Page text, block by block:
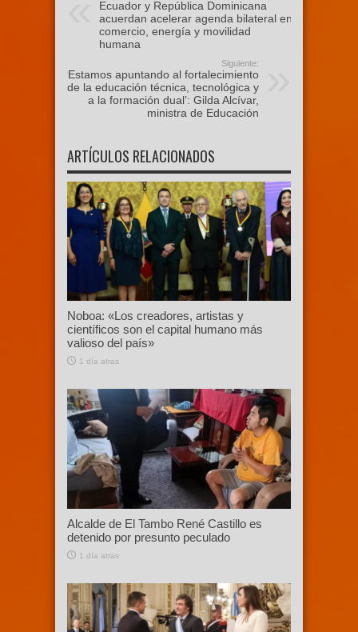
Ecuador y República Dominicana
acuerdan acelerar agenda bilateral en
comercio, energía y movilidad
humana
Siguiente:
‘Estamos apuntando al fortalecimiento
de la educación técnica, tecnológica y
a la formación dual’: Gilda Alcívar,
ministra de Educación
ARTÍCULOS RELACIONADOS
Noboa: «Los creadores, artistas y
científicos son el capital humano más
valioso del país»
1 día atras
Alcalde de El Tambo René Castillo es
detenido por presunto peculado
1 día atras